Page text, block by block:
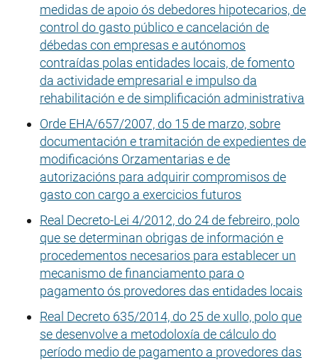
medidas de apoio ós debedores hipotecarios, de
control do gasto público e cancelación de
débedas con empresas e autónomos
contraídas polas entidades locais, de fomento
da actividade empresarial e impulso da
rehabilitación e de simplificación administrativa
Orde EHA/657/2007, do 15 de marzo, sobre
documentación e tramitación de expedientes de
modificacións Orzamentarias e de
autorizacións para adquirir compromisos de
gasto con cargo a exercicios futuros
Real Decreto-Lei 4/2012, do 24 de febreiro, polo
que se determinan obrigas de información e
procedementos necesarios para establecer un
mecanismo de financiamento para o
pagamento ós provedores das entidades locais
Real Decreto 635/2014, do 25 de xullo, polo que
se desenvolve a metodoloxía de cálculo do
período medio de pagamento a provedores das